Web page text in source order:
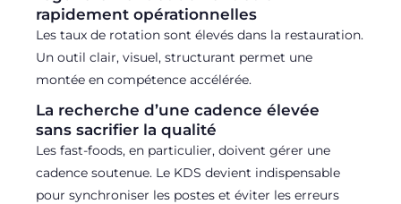
rapidement opérationnelles
Les taux de rotation sont élevés dans la restauration.
Un outil clair, visuel, structurant permet une
montée en compétence accélérée.
La recherche d’une cadence élevée
sans sacrifier la qualité
Les fast-foods, en particulier, doivent gérer une
cadence soutenue. Le KDS devient indispensable
pour synchroniser les postes et éviter les erreurs